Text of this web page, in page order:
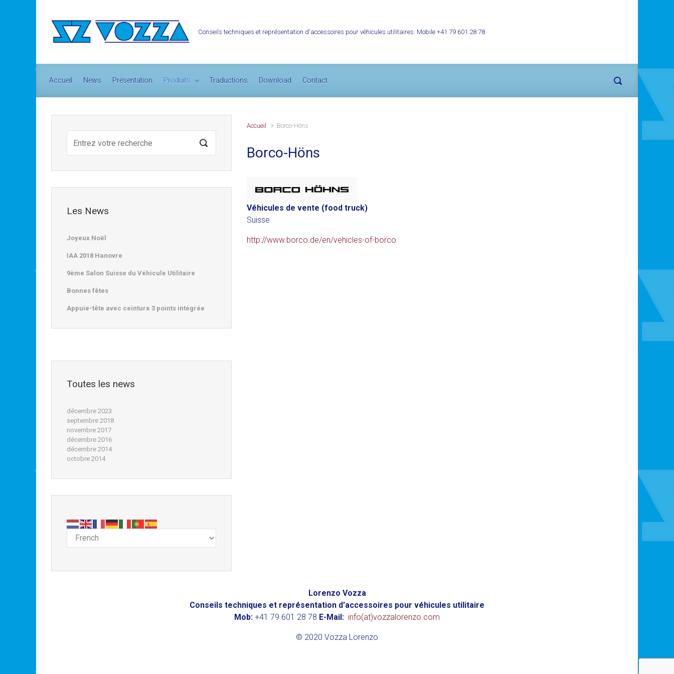
Conseils techniques et représentation d'accessoires pour véhicules utilitaires. Mobile +41 79 601 28 78
Accueil News Présentation Produits Traductions Download Contact
Accueil Borco-Höns
Borco-Höns
Véhicules de vente (food truck)
Suisse
http://www.borco.de/en/vehicles-of-borco
Les News
Joyeux Noël
IAA 2018 Hanovre
9ème Salon Suisse du Véhicule Utilitaire
Bonnes fêtes
Appuie-tête avec ceinture 3 points intégrée
Toutes les news
décembre 2023
septembre 2018
novembre 2017
décembre 2016
décembre 2014
octobre 2014
Lorenzo Vozza
Conseils techniques et représentation d'accessoires pour véhicules utilitaire
Mob: +41 79 601 28 78 E-Mail: info(at)vozzalorenzo.com
© 2020 Vozza Lorenzo